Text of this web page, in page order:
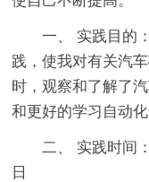
一、 实践目的
践，使我对有关汽
时，观察和了解了
和更好的学习自动
二、 实践时间
日